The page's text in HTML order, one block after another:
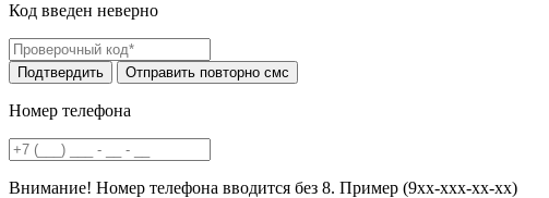
Код введен неверно
Номер телефона
Внимание! Номер телефона вводится без 8. Пример (9хх-ххх-хх-хх)